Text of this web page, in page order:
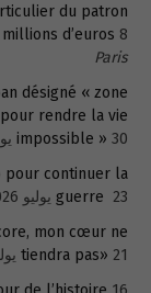
du patron
d’euros 8 أغسطس 2026
Paris
désigné « zone
rendre la vie
impossible » 30 يوليو 2026
pour continuer la
guerre 23 يوليو 2026
mon cœur ne
tiendra pas» 21 يوليو 2026